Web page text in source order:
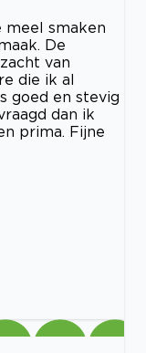
meel smaken
De
van
die ik al
goed en stevig
dan ik
prima. Fijne